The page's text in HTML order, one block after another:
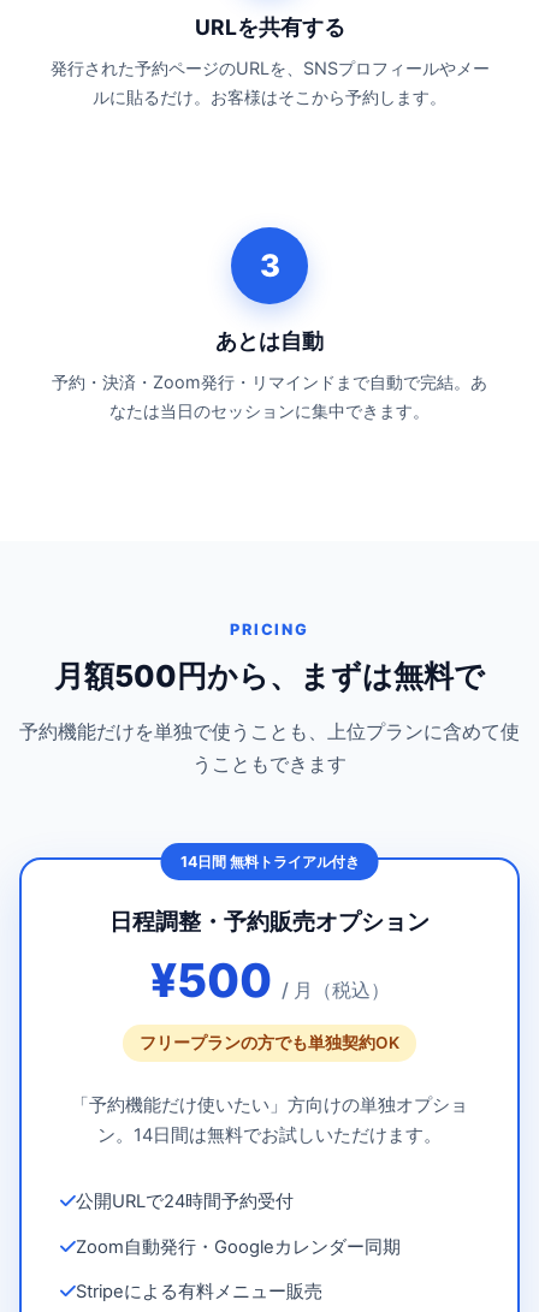
URLを共有する
発行された予約ページのURLを、SNSプロフィールやメー
ルに貼るだけ。お客様はそこから予約します。
3
あとは自動
予約・決済・Zoom発行・リマインドまで自動で完結。あ
なたは当日のセッションに集中できます。
PRICING
月額500円から、まずは無料で
予約機能だけを単独で使うことも、上位プランに含めて使
うこともできます
14日間 無料トライアル付き
日程調整・予約販売オプション
¥500 / 月（税込）
フリープランの方でも単独契約OK
「予約機能だけ使いたい」方向けの単独オプショ
ン。14日間は無料でお試しいただけます。
公開URLで24時間予約受付
Zoom自動発行・Googleカレンダー同期
Stripeによる有料メニュー販売